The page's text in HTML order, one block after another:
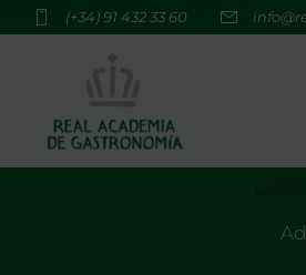
(+34) 91 432 33 60